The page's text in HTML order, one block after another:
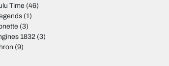
Time (46)
(1)
(3)
1832 (3)
(9)